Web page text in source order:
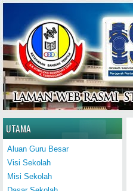
Home
UTAMA
Aluan Guru Besar
Visi Sekolah
Misi Sekolah